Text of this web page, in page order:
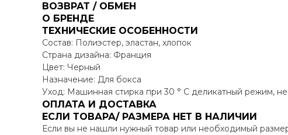
ВОЗВРАТ / ОБМЕН
О БРЕНДЕ
ТЕХНИЧЕСКИЕ ОСОБЕННОСТИ
Состав: Полиэстер, эластан, хлопок
Страна дизайна: Франция
Цвет: Черный
Назначение: Для бокса
Уход: Машинная стирка при 30 ° C деликатный режим,
ОПЛАТА И ДОСТАВКА
ЕСЛИ ТОВАРА/ РАЗМЕРА НЕТ В НАЛИЧИИ
Если вы не нашли нужный товар или необходимый